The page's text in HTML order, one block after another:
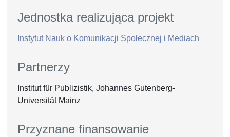
Jednostka realizująca projekt
Instytut Nauk o Komunikacji Społecznej i Mediach
Partnerzy
Institut für Publizistik, Johannes Gutenberg-
Universität Mainz
Przyznane finansowanie